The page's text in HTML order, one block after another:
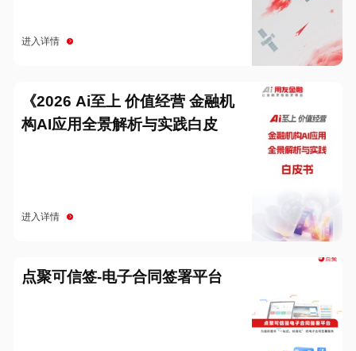
进入详情
《2026 Ai至上 价值经营 金融机
构AI应用全景解析与实践白皮
进入详情
点聚可信签-电子合同签署平台